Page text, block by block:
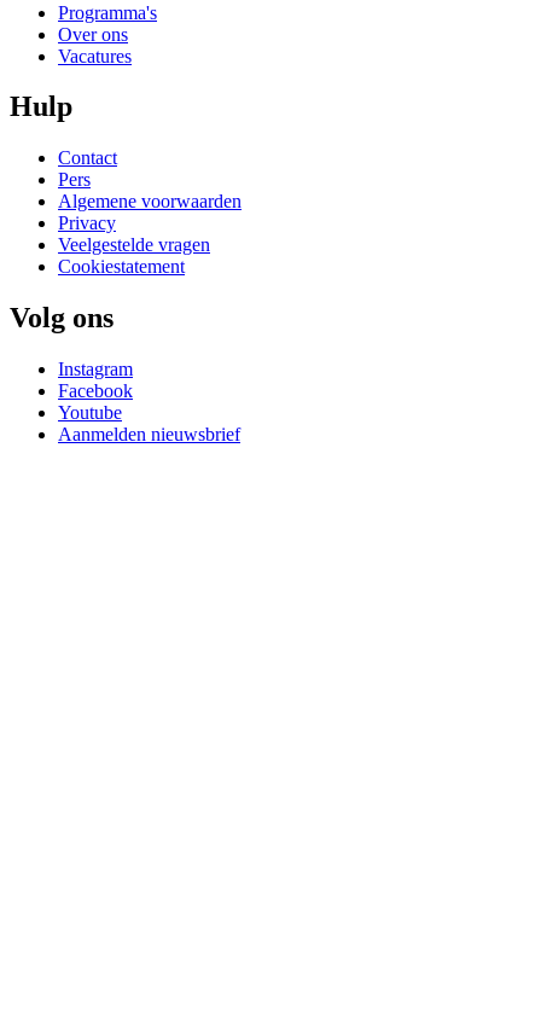
Programma's
Over ons
Vacatures
Hulp
Contact
Pers
Algemene voorwaarden
Privacy
Veelgestelde vragen
Cookiestatement
Volg ons
Instagram
Facebook
Youtube
Aanmelden nieuwsbrief